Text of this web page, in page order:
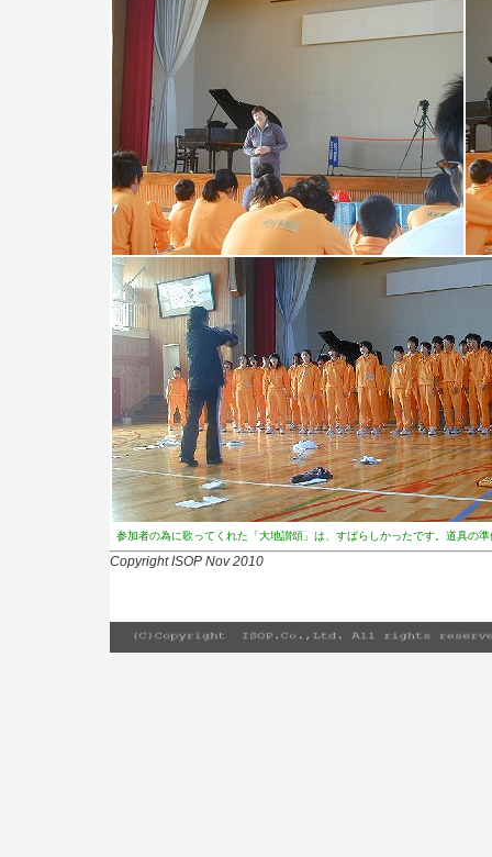
参加者の為に歌ってくれた「大地讃頌」は、すばらしかったです。道具の
Copyright ISOP Nov 2010